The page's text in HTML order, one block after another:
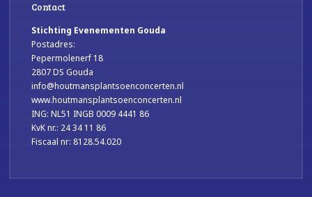
Contact
Stichting Evenementen Gouda
Postadres:
Pepermolenerf 18
2807 DS Gouda
info@houtmansplantsoenconcerten.nl
www.houtmansplantsoenconcerten.nl
ING: NL51 INGB 0009 4441 86
KvK nr.: 24 34 11 86
Fiscaal nr: 8128.54.020